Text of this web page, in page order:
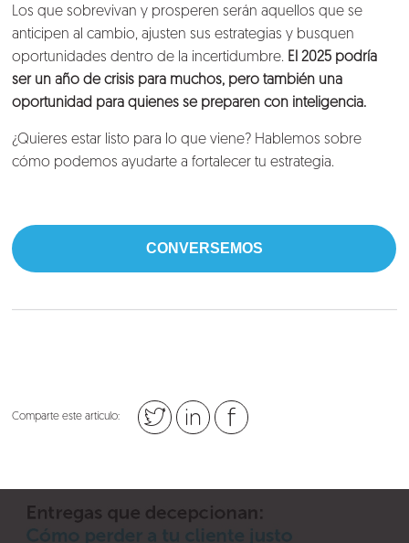
Los que sobrevivan y prosperen serán aquellos que se
anticipen al cambio, ajusten sus estrategias y busquen
oportunidades dentro de la incertidumbre. El 2025 podría
ser un año de crisis para muchos, pero también una
oportunidad para quienes se preparen con inteligencia.
¿Quieres estar listo para lo que viene? Hablemos sobre
cómo podemos ayudarte a fortalecer tu estrategia.
CONVERSEMOS
Comparte este artículo: